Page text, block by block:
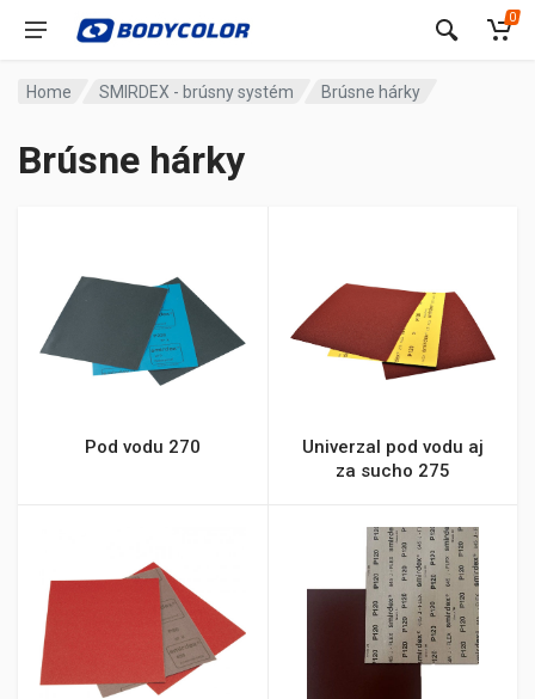
0
Home SMIRDEX - brúsny systém Brúsne hárky
Brúsne hárky
Pod vodu 270
Univerzal pod vodu aj
za sucho 275